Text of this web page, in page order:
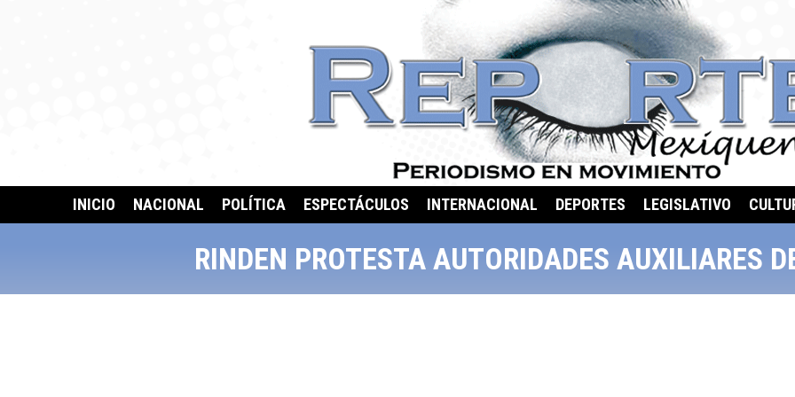
INICIO NACIONAL POLÍTICA ESPECTÁCULOS INTERNACIONAL DEPORTES LEGISLATIVO
RINDEN PROTESTA AUTORIDADES AUXILIARES